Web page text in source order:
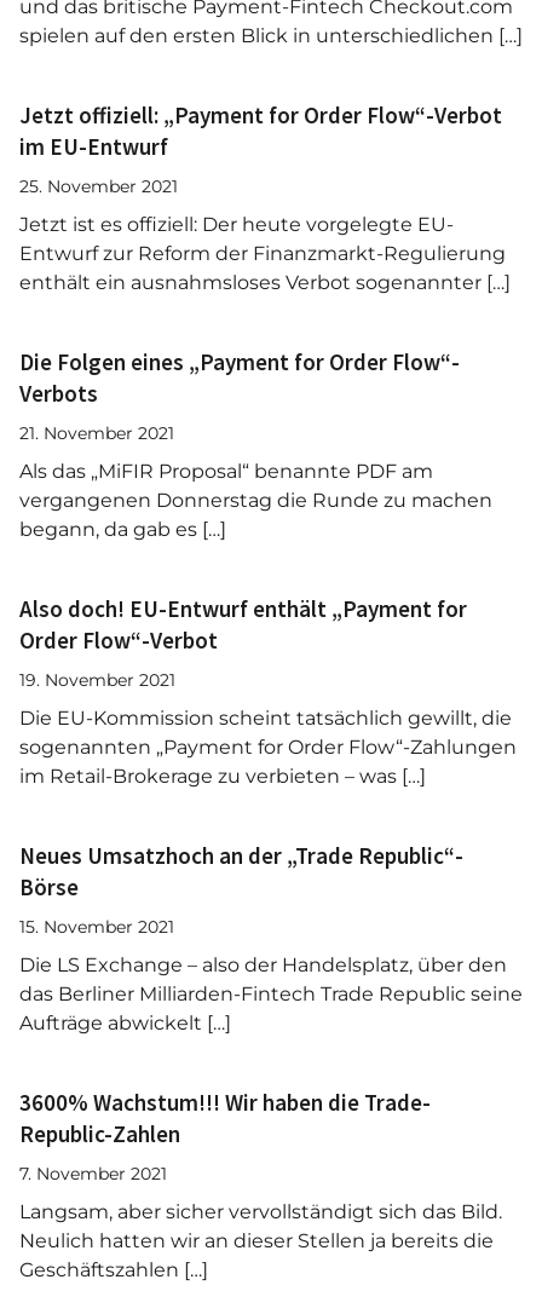
und das britische Payment-Fintech Checkout.com
spielen auf den ersten Blick in unterschiedlichen […]
Jetzt offiziell: „Payment for Order Flow“-Verbot
im EU-Entwurf
25. November 2021
Jetzt ist es offiziell: Der heute vorgelegte EU-
Entwurf zur Reform der Finanzmarkt-Regulierung
enthält ein ausnahmsloses Verbot sogenannter […]
Die Folgen eines „Payment for Order Flow“-
Verbots
21. November 2021
Als das „MiFIR Proposal“ benannte PDF am
vergangenen Donnerstag die Runde zu machen
begann, da gab es […]
Also doch! EU-Entwurf enthält „Payment for
Order Flow“-Verbot
19. November 2021
Die EU-Kommission scheint tatsächlich gewillt, die
sogenannten „Payment for Order Flow“-Zahlungen
im Retail-Brokerage zu verbieten – was […]
Neues Umsatzhoch an der „Trade Republic“-
Börse
15. November 2021
Die LS Exchange – also der Handelsplatz, über den
das Berliner Milliarden-Fintech Trade Republic seine
Aufträge abwickelt […]
3600% Wachstum!!! Wir haben die Trade-
Republic-Zahlen
7. November 2021
Langsam, aber sicher vervollständigt sich das Bild.
Neulich hatten wir an dieser Stellen ja bereits die
Geschäftszahlen […]